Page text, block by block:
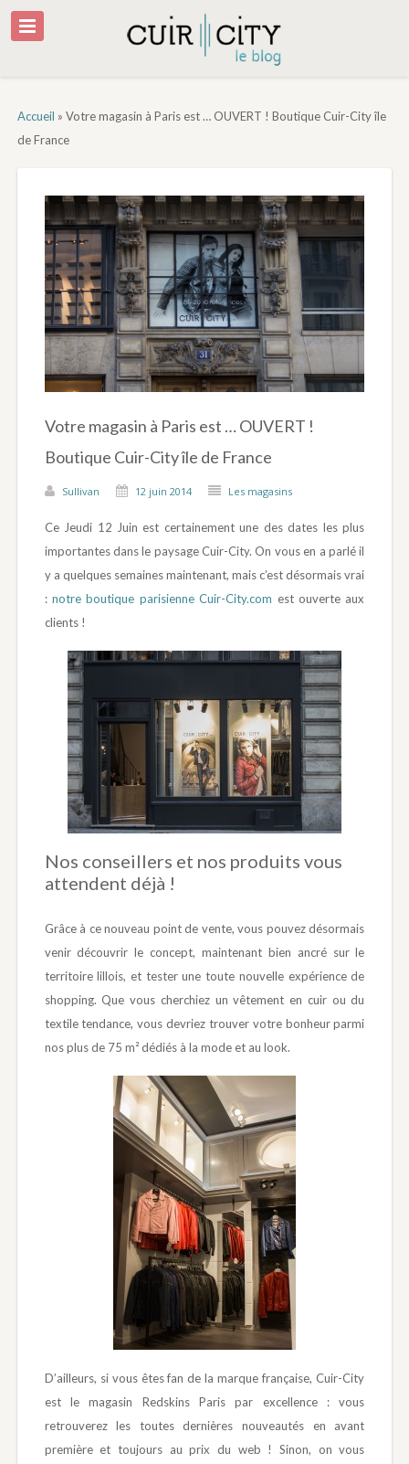
Accueil » Votre magasin à Paris est … OUVERT ! Boutique Cuir-City île
de France
Votre magasin à Paris est … OUVERT !
Boutique Cuir-City île de France
Sullivan 12 juin 2014 Les magasins
Ce Jeudi 12 Juin est certainement une des dates les plus
importantes dans le paysage Cuir-City. On vous en a parlé il
y a quelques semaines maintenant, mais c’est désormais vrai
: notre boutique parisienne Cuir-City.com est ouverte aux
clients !
Nos conseillers et nos produits vous
attendent déjà !
Grâce à ce nouveau point de vente, vous pouvez désormais
venir découvrir le concept, maintenant bien ancré sur le
territoire lillois, et tester une toute nouvelle expérience de
shopping. Que vous cherchiez un vêtement en cuir ou du
textile tendance, vous devriez trouver votre bonheur parmi
nos plus de 75 m² dédiés à la mode et au look.
D’ailleurs, si vous êtes fan de la marque française, Cuir-City
est le magasin Redskins Paris par excellence : vous
retrouverez les toutes dernières nouveautés en avant
première et toujours au prix du web ! Sinon, on vous